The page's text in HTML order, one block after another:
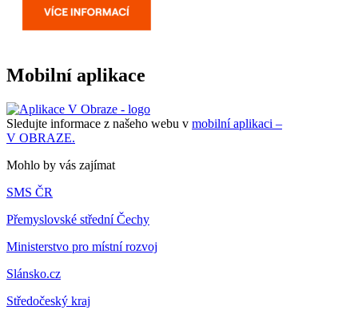
Mobilní aplikace
Sledujte informace z našeho webu v mobilní aplikaci –
V OBRAZE.
Mohlo by vás zajímat
SMS ČR
Přemyslovské střední Čechy
Ministerstvo pro místní rozvoj
Slánsko.cz
Středočeský kraj